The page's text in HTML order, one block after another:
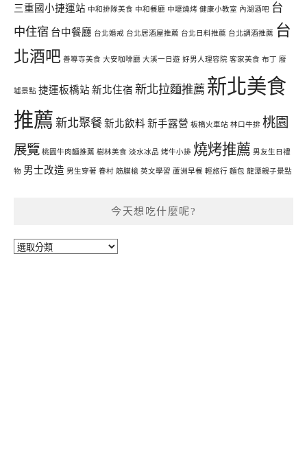
三重國小捷運站 中和排隊美食 中和餐廳 中壢燒烤 健康小教室 內湖酒吧 台
中住宿 台中餐廳 台北婚戒 台北居酒屋推薦 台北日料推薦 台北調酒推薦 台
北酒吧 善導寺美食 大安咖啡廳 大溪一日遊 好男人理容院 客家美食 布丁 廢
墟景點 捷運板橋站 新北住宿 新北拉麵推薦 新北美食
推薦 新北聚餐新北飲料 新手露營 板橋火車站 林口牛排 桃園
展覽 桃園牛肉麵推薦 樹林美食 淡水冰品 烤牛小排 燒烤推薦 男友生日禮
物 男士改造 男生穿著 眷村 筋膜槍 英文學習 蘆洲早餐 輕旅行 麵包 龍潭親子景點
今天想吃什麼呢?
今